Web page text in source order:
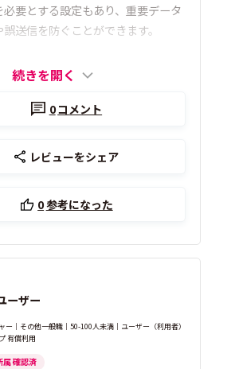
必要とする設定もあり、重要データ
送信を防ぐことができます。
続きを開く
0コメント
レビューをシェア
0参考になった
ーザー
ー｜その他一般職｜50-100人未満｜ユーザー（利用者）
有償利用
属 確認済